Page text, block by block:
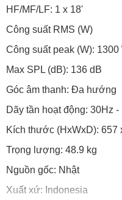
HF/MF/LF: 1 x 18'
Công suất RMS (W)
Công suất peak (W): 1300
Max SPL (dB): 136 dB
Góc âm thanh: Đa hướng
Dãy tần hoạt động: 30Hz -
Kích thước (HxWxD): 657
Trọng lượng: 48.9 kg
Nguồn gốc: Nhật
Xuất xứ: Indonesia